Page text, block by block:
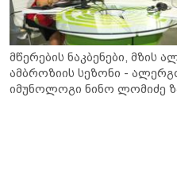
მწერების ნაკბენები, მზის
ამბროზიის სეზონი -
იმუნოლოგი ნინო ლომიძე